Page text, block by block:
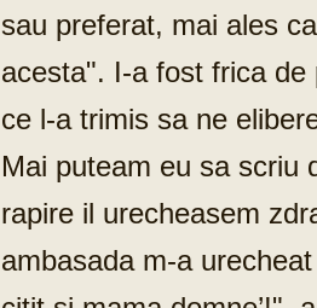
sau preferat, mai ales
acesta". I-a fost frica
ce l-a trimis sa ne
Mai puteam eu sa scriu
rapire il urecheasem
ambasada m-a